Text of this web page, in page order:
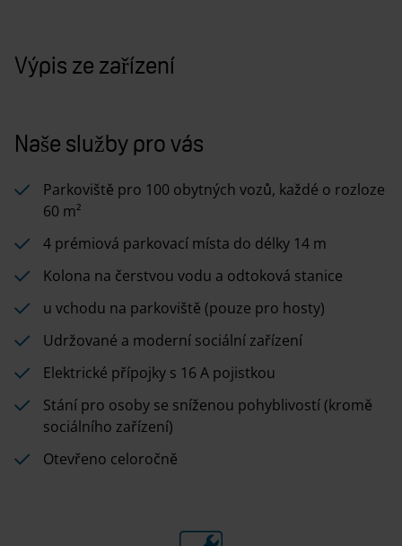
Výpis ze zařízení
Naše služby pro vás
Parkoviště pro 100 obytných vozů, každé o rozloze
60 m²
4 prémiová parkovací místa do délky 14 m
Kolona na čerstvou vodu a odtoková stanice
u vchodu na parkoviště (pouze pro hosty)
Udržované a moderní sociální zařízení
Elektrické přípojky s 16 A pojistkou
Stání pro osoby se sníženou pohyblivostí (kromě
sociálního zařízení)
Otevřeno celoročně